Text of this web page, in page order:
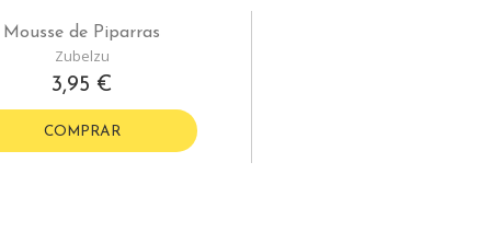
Mousse de Piparras
Zubelzu
3,95 €
COMPRAR